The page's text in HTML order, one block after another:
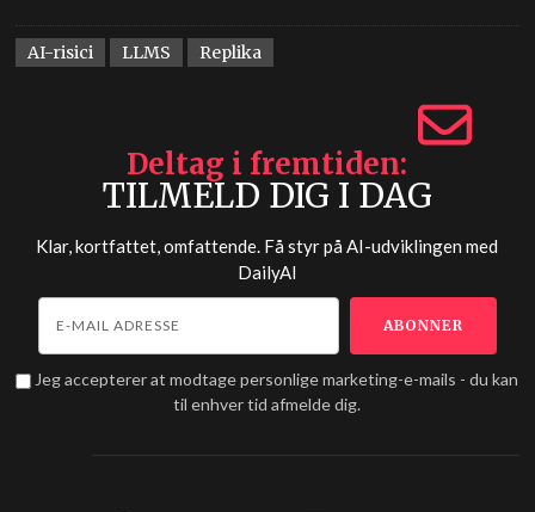
AI-risici LLMS Replika
Deltag i fremtiden
TILMELD DIG I DAG
Klar, kortfattet, omfattende. Få styr på AI-udviklingen med
DailyAI
Jeg accepterer at modtage personlige marketing-e-mails - du kan
til enhver tid afmelde dig.